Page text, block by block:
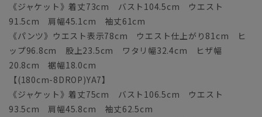
《ジャケット》着丈73cm バスト104.5cm ウエスト
91.5cm 肩幅45.1cm 袖丈61cm
《パンツ》ウエスト表示78cm ウエスト仕上がり81cm ヒ
ップ96.8cm 股上23.5cm ワタリ幅32.4cm ヒザ幅
20.8cm 裾幅18.0cm
【(180cm-8DROP)YA7】
《ジャケット》着丈75cm バスト106.5cm ウエスト
93.5cm 肩幅45.8cm 袖丈62.5cm